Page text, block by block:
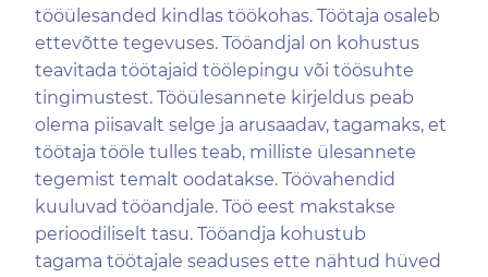
tööülesanded kindlas töökohas. Töötaja osaleb
ettevõtte tegevuses. Tööandjal on kohustus
teavitada töötajaid töölepingu või töösuhte
tingimustest. Tööülesannete kirjeldus peab
olema piisavalt selge ja arusaadav, tagamaks, et
töötaja tööle tulles teab, milliste ülesannete
tegemist temalt oodatakse. Töövahendid
kuuluvad tööandjale. Töö eest makstakse
perioodiliselt tasu. Tööandja kohustub
tagama töötajale seaduses ette nähtud hüved